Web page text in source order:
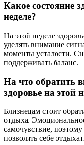
Какое состояние
неделе?
На этой неделе
уделять внимание
моменты усталости.
поддерживать баланс.
На что обратить
здоровье на этой
Близнецам стоит
отдыха.
самочувствие,
позволять себе